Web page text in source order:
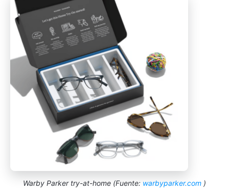
Warby Parker try-at-home (Fuente: warbyparker.com )